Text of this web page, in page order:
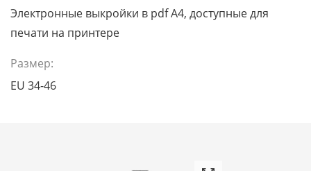
Электронные выкройки в pdf A4, доступные для
печати на принтере
Размер:
EU 34-46